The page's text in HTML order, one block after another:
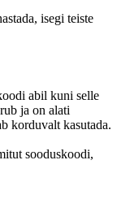
isegi teiste
abil kuni selle
ja on alati
korduvalt kasutada.
sooduskoodi,